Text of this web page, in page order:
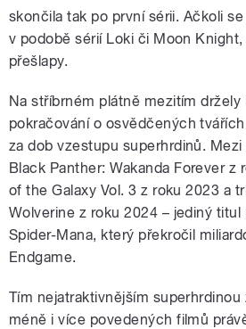
skončila tak po první sérii. Ačkoli
v podobě sérií Loki či Moon
přešlapy.
Na stříbrném plátně mezitím držely
pokračování o osvědčených
za dob vzestupu superhrdinů. Mezi
Black Panther: Wakanda Forever z
of the Galaxy Vol. 3 z roku 2023 a
Wolverine z roku 2024 – jediný titul
Spider-Mana, který překročil
Endgame.
Tím nejatraktivnějším superhrdinou
méně i více povedených filmů